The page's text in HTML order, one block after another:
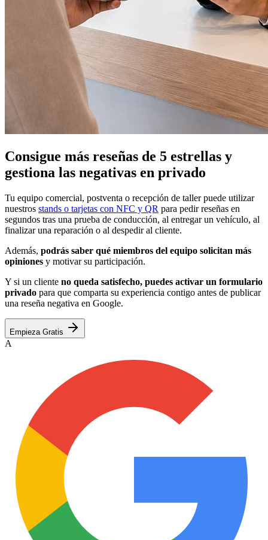
Consigue más reseñas de 5 estrellas y
gestiona las negativas en privado
Tu equipo comercial, postventa o recepción de taller puede utilizar
nuestros stands o tarjetas con NFC y QR para pedir reseñas en
segundos tras una prueba de conducción, al entregar un vehículo, al
finalizar una reparación o al despedir al cliente.
Además, podrás saber qué miembros del equipo solicitan más
opiniones y motivar su participación.
Y si un cliente no queda satisfecho, puedes activar un formulario
privado para que comparta su experiencia contigo antes de publicar
una reseña negativa en Google.
Empieza Gratis
A